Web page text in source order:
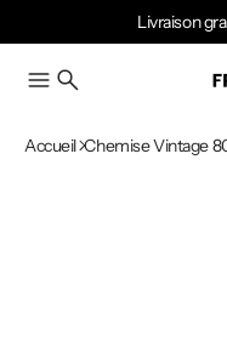
Livraison
Accueil Chemise Vintage